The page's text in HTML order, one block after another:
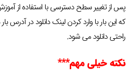
پس از تغییر سطح دسترسی با استفاده از
که این بار با وارد کردن لینک دانلود در آدرس
راحتی دانلود می شود.
نکته خیلی مهم***